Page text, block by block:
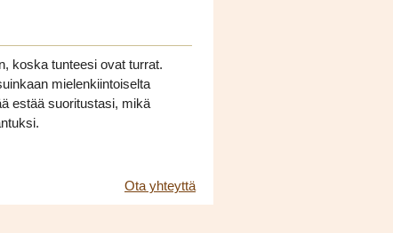
koska tunteesi ovat turrat.
mielenkiintoiselta
estää suoritustasi, mikä
Ota yhteyttä